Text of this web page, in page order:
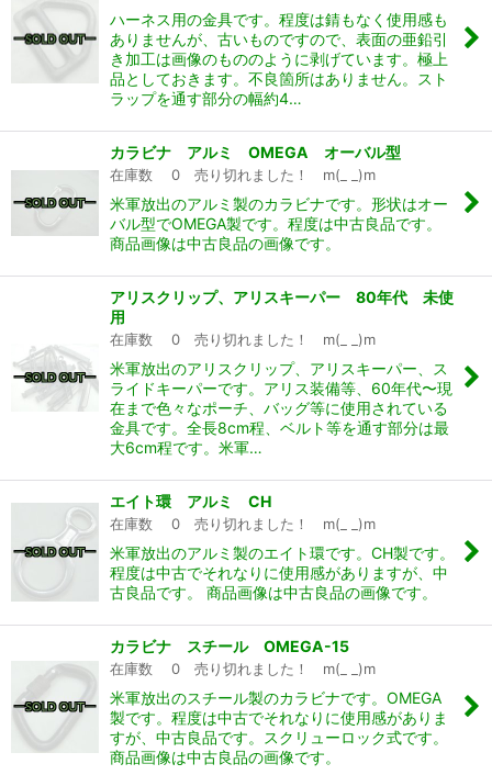
ハーネス用の金具です。程度は錆もなく使用感も
ありませんが、古いものですので、表面の亜鉛引
き加工は画像のもののように剥げています。極上
品としておきます。不良箇所はありません。スト
ラップを通す部分の幅約4…
カラビナ アルミ OMEGA オーバル型
在庫数 0 売り切れました！ m(_ _)m
米軍放出のアルミ製のカラビナです。形状はオー
バル型でOMEGA製です。程度は中古良品です。
商品画像は中古良品の画像です。
アリスクリップ、アリスキーパー 80年代 未使
用
在庫数 0 売り切れました！ m(_ _)m
米軍放出のアリスクリップ、アリスキーパー、ス
ライドキーパーです。アリス装備等、60年代〜現
在まで色々なポーチ、バッグ等に使用されている
金具です。全長8cm程、ベルト等を通す部分は最
大6cm程です。米軍…
エイト環 アルミ CH
在庫数 0 売り切れました！ m(_ _)m
米軍放出のアルミ製のエイト環です。CH製です。
程度は中古でそれなりに使用感がありますが、中
古良品です。 商品画像は中古良品の画像です。
カラビナ スチール OMEGA-15
在庫数 0 売り切れました！ m(_ _)m
米軍放出のスチール製のカラビナです。OMEGA
製です。程度は中古でそれなりに使用感がありま
すが、中古良品です。スクリューロック式です。
商品画像は中古良品の画像です。